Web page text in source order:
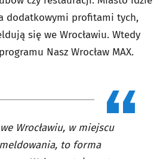
dodatkowymi profitami tych,
się we Wrocławiu. Wtedy
Nasz Wrocław MAX.
Wrocławiu, w miejscu
to forma